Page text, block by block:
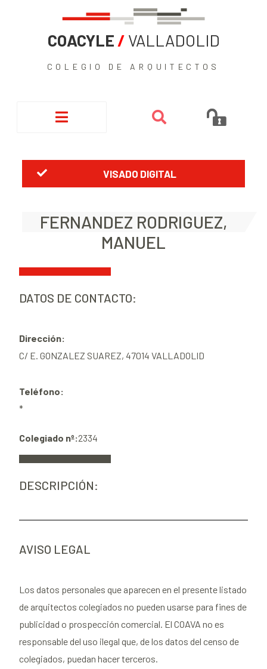
COACYLE / VALLADOLID
COLEGIO DE ARQUITECTOS
VISADO DIGITAL
FERNANDEZ RODRIGUEZ,
MANUEL
DATOS DE CONTACTO:
Dirección:
C/ E. GONZALEZ SUAREZ, 47014 VALLADOLID
Teléfono:
*
Colegiado nº:2334
DESCRIPCIÓN:
AVISO LEGAL
Los datos personales que aparecen en el presente listado
de arquitectos colegiados no pueden usarse para fines de
publicidad o prospección comercial. El COAVA no es
responsable del uso ilegal que, de los datos del censo de
colegiados, puedan hacer terceros.